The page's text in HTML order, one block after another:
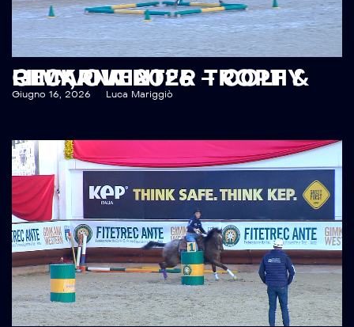
RECAP WINTER TROPHY GIMKANA 2026 – COLT & FILLY, OVER
Giugno 16, 2026 Luca Mariggiò